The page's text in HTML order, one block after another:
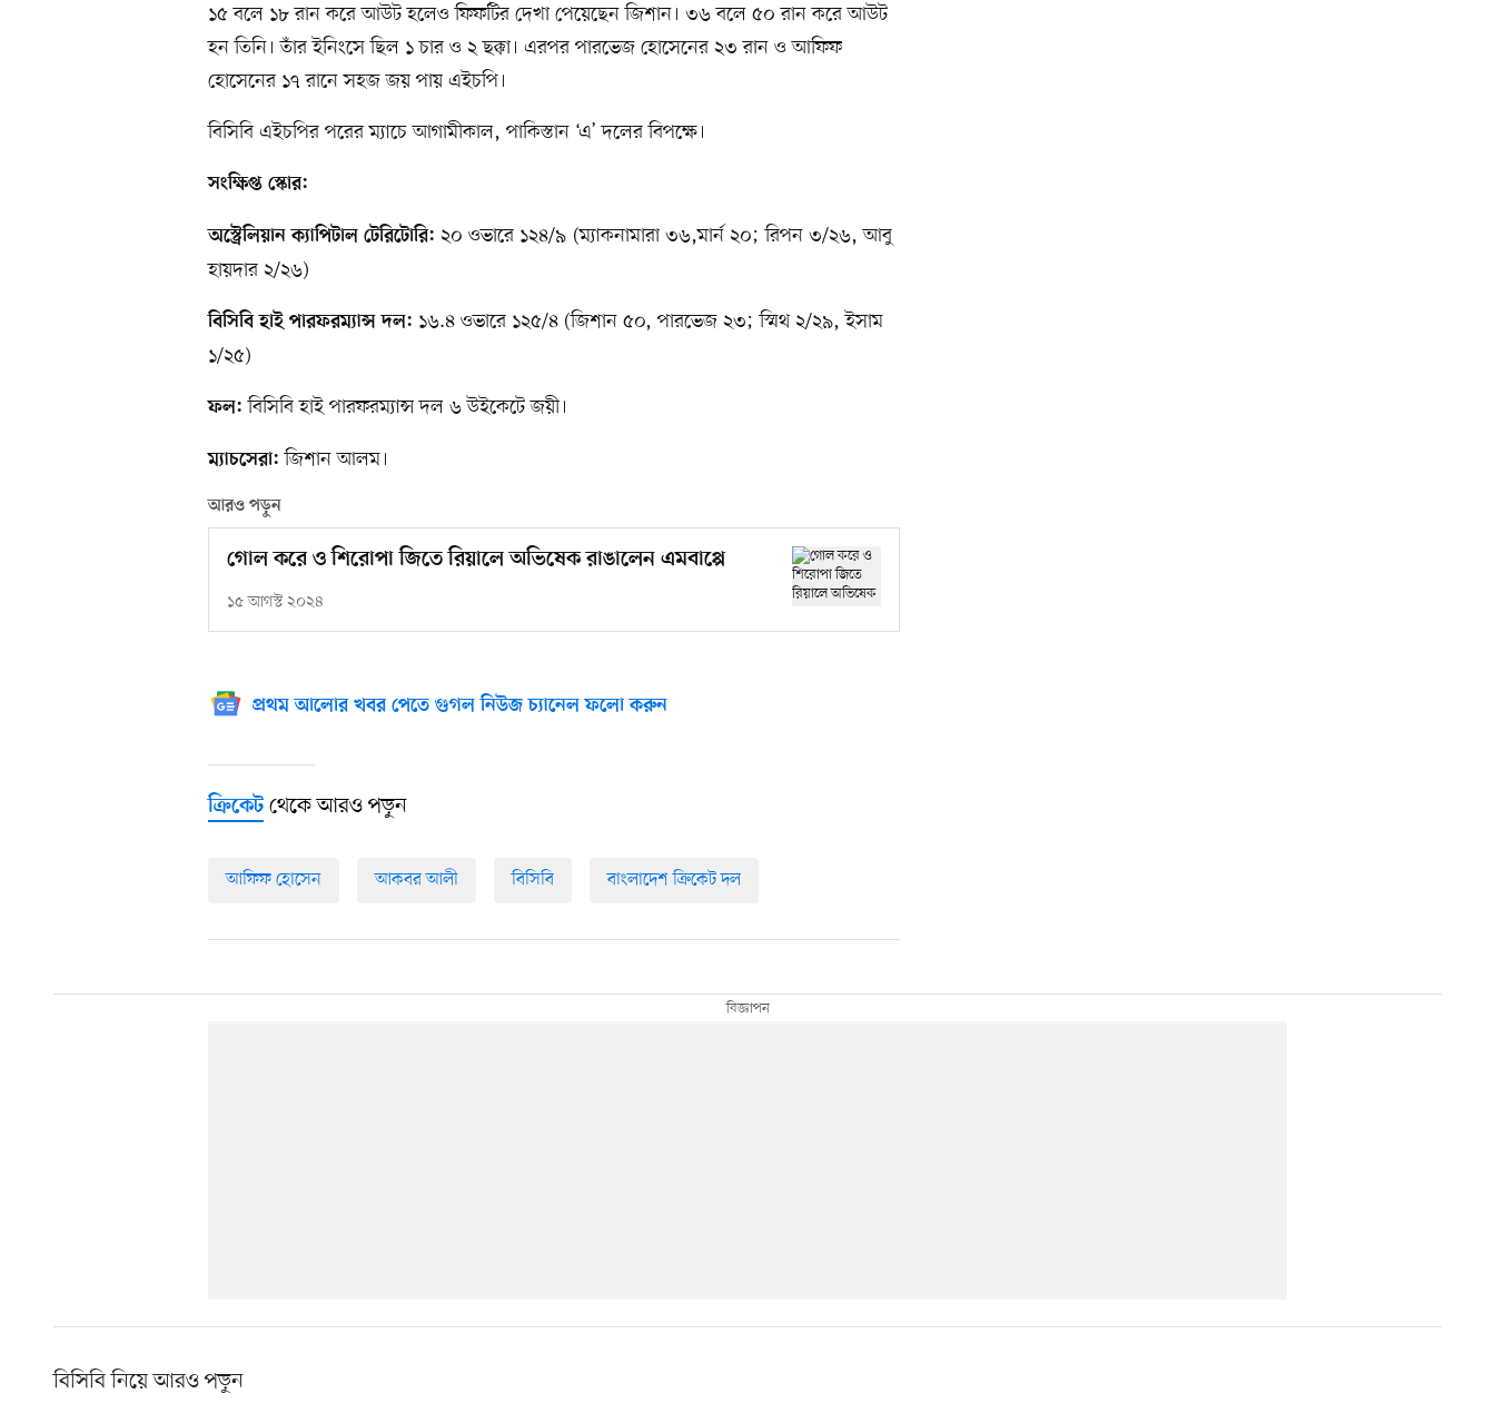
১৫ বলে ১৮ রান করে আউট হলেও ফিফটির দেখা পেয়েছেন জিশান। ৩৬ বলে ৫০ রান করে আউট
হন তিনি। তাঁর ইনিংসে ছিল ১ চার ও ২ ছক্কা। এরপর পারভেজ হোসেনের ২৩ রান ও আফিফ
হোসেনের ১৭ রানে সহজ জয় পায় এইচপি।
বিসিবি এইচপির পরের ম্যাচে আগামীকাল, পাকিস্তান ‘এ’ দলের বিপক্ষে।
সংক্ষিপ্ত স্কোর:
অস্ট্রেলিয়ান ক্যাপিটাল টেরিটোরি: ২০ ওভারে ১২৪/৯ (ম্যাকনামারা ৩৬,মার্ন ২০; রিপন ৩/২৬, আবু
হায়দার ২/২৬)
বিসিবি হাই পারফরম্যান্স দল: ১৬.৪ ওভারে ১২৫/৪ (জিশান ৫০, পারভেজ ২৩; স্মিথ ২/২৯, ইসাম
১/২৫)
ফল: বিসিবি হাই পারফরম্যান্স দল ৬ উইকেটে জয়ী।
ম্যাচসেরা: জিশান আলম।
আরও পড়ুন
গোল করে ও শিরোপা জিতে রিয়ালে অভিষেক রাঙালেন এমবাপ্পে
১৫ আগস্ট ২০২৪
প্রথম আলোর খবর পেতে গুগল নিউজ চ্যানেল ফলো করুন
ক্রিকেটথেকে আরও পড়ুন
আফিফ হোসেন আকবর আলী বিসিবি বাংলাদেশ ক্রিকেট দল
বিসিবি নিয়ে আরও পড়ুন